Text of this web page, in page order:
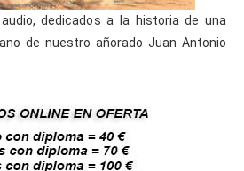
dedicados a la historia de una
de nuestro añorado Juan Antonio